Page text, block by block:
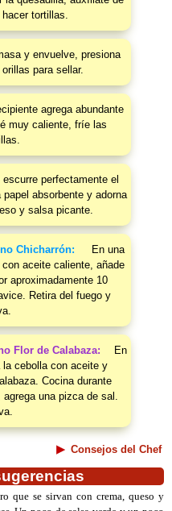
tortillas.
y envuelve, presiona
para sellar.
agrega abundante
muy caliente, fríe las
perfectamente el
absorbente y adorna
y salsa picante.
Chicharrón:
En una
aceite caliente, añade
aproximadamente 10
Retira del fuego y
Flor de Calabaza:
En
cebolla con aceite y
Cocina durante
una pizca de sal.
Consejos del Chef
que se sirvan con crema, queso y